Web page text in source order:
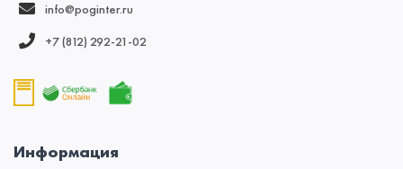
info@poginter.ru
+7 (812) 292‑21‑02
Информация